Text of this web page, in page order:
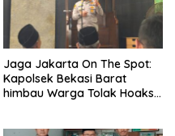
Jaga Jakarta On The Spot:
Kapolsek Bekasi Barat
himbau Warga Tolak Hoaks